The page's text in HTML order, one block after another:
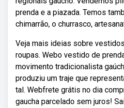
prenda e a piazada. Temos
chimarrão, o churrasco,
Veja mais ideias sobre
roupas. Webo vestido de
movimento tradicionalista
produziu um traje que
tal. Webfrete grátis no dia
gaucha parcelado sem juros!